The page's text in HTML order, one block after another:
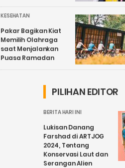
KESEHATAN
Pakar Bagikan Kiat
Memilih Olahraga
saat Menjalankan
Puasa Ramadan
PILIHAN EDITOR
BERITA HARI INI
Lukisan Danang
Farshad di ARTJOG
2024, Tentang
Konservasi Laut dan
Serangan Alien